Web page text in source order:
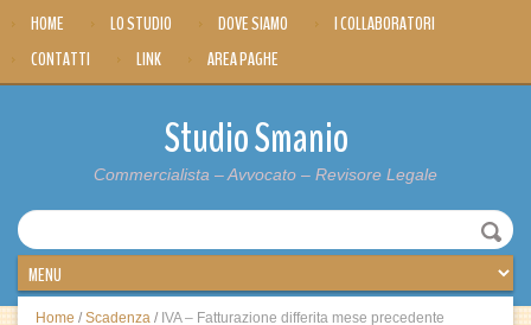
HOME LO STUDIO DOVE SIAMO
I COLLABORATORI
CONTATTI
LINK AREA PAGHE
Studio Smanio
Commercialista – Avvocato – Revisore Legale
Home / Scadenza / IVA – Fatturazione differita mese precedente